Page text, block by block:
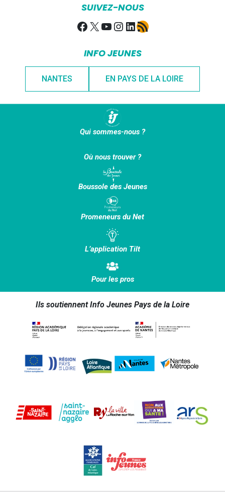
SUIVEZ-NOUS
Facebook
X YouTube
Instagram
LinkedIn
Flux RSS
INFO JEUNES
NANTES EN PAYS DE LA LOIRE
Qui sommes-nous ?
Où nous trouver ?
Boussole des Jeunes
Promeneurs du Net
L’application Tilt
Pour les pros
Ils soutiennent Info Jeunes Pays de la Loire